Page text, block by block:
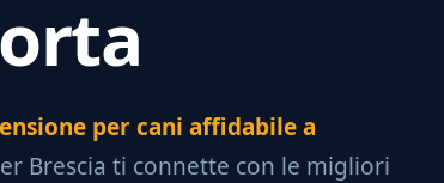
per cani affidabile a
Brescia ti connette con le migliori